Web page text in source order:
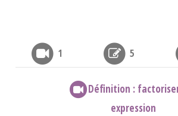
1 5
Définition :
expression